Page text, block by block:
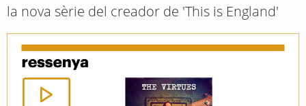
la nova sèrie del creador de 'This is England'